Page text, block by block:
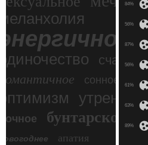
счастье
сонное
утреннее
бунтарское
апатия
84%
56%
87%
56%
61%
63%
89%